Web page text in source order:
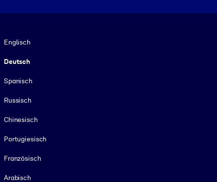
Englisch
Deutsch
Spanisch
Russisch
Chinesisch
Portugiesisch
Französisch
Arabisch